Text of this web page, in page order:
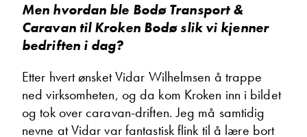
Men hvordan ble Bodø Transport &
Caravan til Kroken Bodø slik vi kjenner
bedriften i dag?
Etter hvert ønsket Vidar Wilhelmsen å trappe
ned virksomheten, og da kom Kroken inn i bildet
og tok over caravan-driften. Jeg må samtidig
nevne at Vidar var fantastisk flink til å lære bort